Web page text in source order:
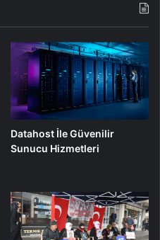
Datahost İle Güvenilir
Sunucu Hizmetleri